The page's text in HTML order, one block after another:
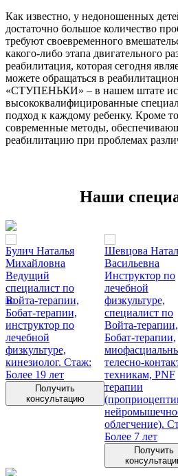
Как известно, у недоношенных
достаточно большое количество
требуют своевременного
какого-либо этапа двигательного
реабилитация, которая сегодня
можете обращаться в
«СТУПЕНЬКИ» – в нашем штате
высококвалифицированные
подход к каждому ребенку. Кроме
современные методы,
реабилитацию при проблемах
Наши
Булич Наталья
Михайловна
Ведущий
специалист по
Войта-терапии,
Бобат-терапии,
инструктор по
лечебной
физкультуре,
кинезиолог. Стаж:
Более 19 лет
Получить
консультацию
Шевцова
Васильевна
Инструктор по
лечебной
физкультуре,
специалист по
Войта-терапии,
Бобат-терапии,
телесно-
техникам, PNF
терапии
облегчение).
Более 7 лет
Получить